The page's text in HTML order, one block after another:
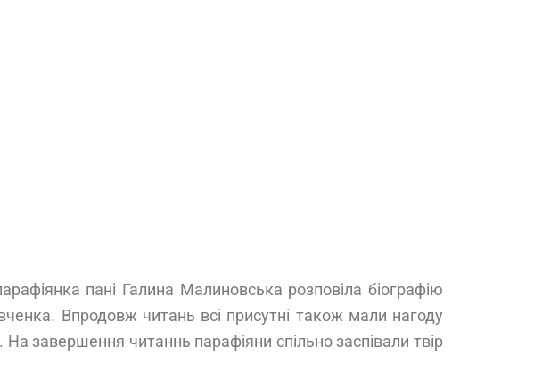
пані Галина Малиновська розповіла біографію
Впродовж читань всі присутні також мали нагоду
завершення читаннь парафіяни спільно заспівали твір